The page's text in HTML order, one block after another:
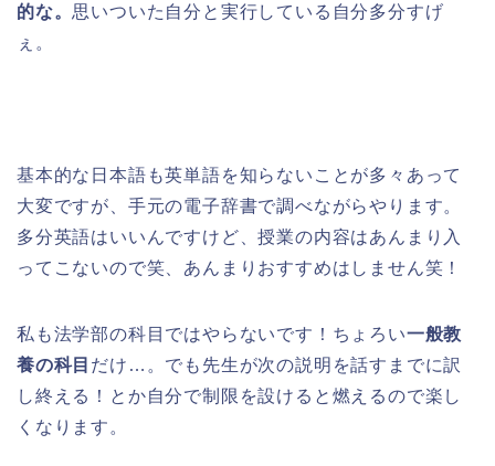
的な。 思いついた自分と実行している自分多分すげ
ぇ。
基本的な日本語も英単語を知らないことが多々あって
大変ですが、手元の電子辞書で調べながらやります。
多分英語はいいんですけど、授業の内容はあんまり入
ってこないので笑、あんまりおすすめはしません笑！
私も法学部の科目ではやらないです！ちょろい一般教
養の科目 だけ…。でも先生が次の説明を話すまでに訳
し終える！とか自分で制限を設けると燃えるので楽し
くなります。